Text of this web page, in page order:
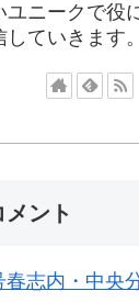
ユニークで役
していきます。
ント
春志内・中央